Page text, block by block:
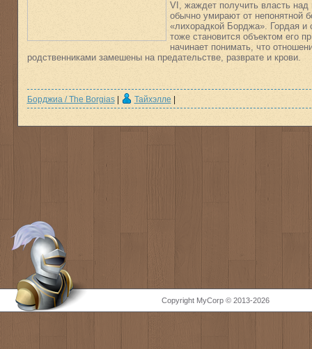
VI, жаждет получить власть над
обычно умирают от непонятной
«лихорадкой Борджа». Гордая и
тоже становится объектом его
начинает понимать, что
родственниками замешены на предательстве, разврате и крови.
Борджиа / The Borgias| Тайхэлле
Copyright MyCorp © 2013-2026